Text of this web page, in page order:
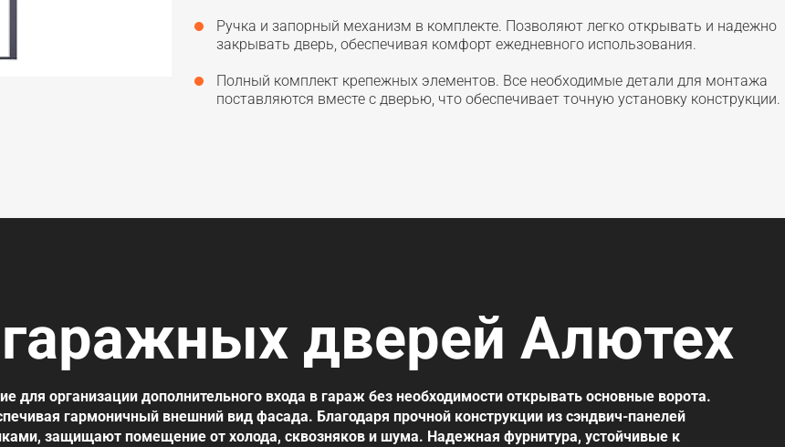
Ручка и запорный механизм в комплекте. Позволяют легко открывать и надежно
закрывать дверь, обеспечивая комфорт ежедневного использования.
Полный комплект крепежных элементов. Все необходимые детали для монтажа
поставляются вместе с дверью, что обеспечивает точную установку конструкции.
дверей Алютех
для организации дополнительного входа в гараж без необходимости открывать основные ворота.
гармоничный внешний вид фасада. Благодаря прочной конструкции из сэндвич-панелей
защищают помещение от холода, сквозняков и шума. Надежная фурнитура, устойчивые к